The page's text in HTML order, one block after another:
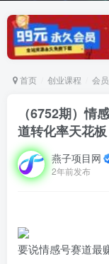
首页 创业课程 会
（6752期）
道转化率天花板
燕子项目网
2年前发布
要说情感号赛道最